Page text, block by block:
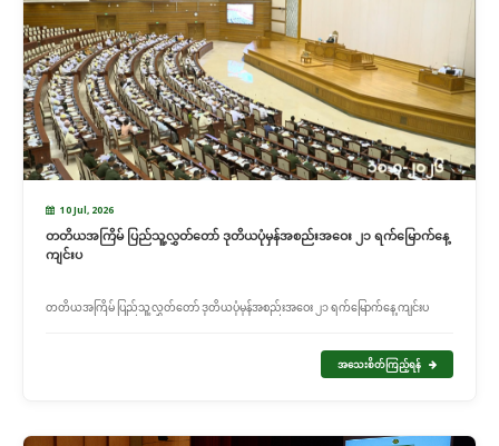
10 Jul, 2026
တတိယအကြိမ် ပြည်သူ့လွှတ်တော် ဒုတိယပုံမှန်အစည်းအဝေး ၂၁ ရက်မြောက်နေ့
ကျင်းပ
တတိယအကြိမ် ပြည်သူ့လွှတ်တော် ဒုတိယပုံမှန်အစည်းအဝေး ၂၁ ရက်မြောက်နေ့ ကျင်းပ
အသေးစိတ်ကြည့်ရန်